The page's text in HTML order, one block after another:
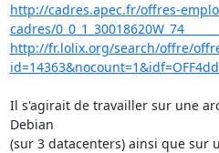
http://cadres.apec.fr/offres-
cadres/
http://fr.lolix.org/search/offre/
Il s'agirait de travailler sur une
Debian
(sur 3 datacenters) ainsi que sur